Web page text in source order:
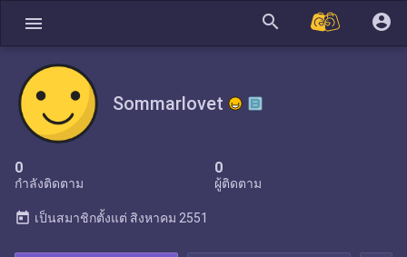
menu search account_circle
Sommarlovet
0
กำลังติดตาม
0
ผู้ติดตาม
today เป็นสมาชิกตั้งแต่ สิงหาคม 2551